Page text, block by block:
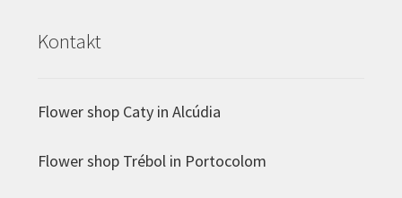
Kontakt
Flower shop Caty in Alcúdia
Flower shop Trébol in Portocolom